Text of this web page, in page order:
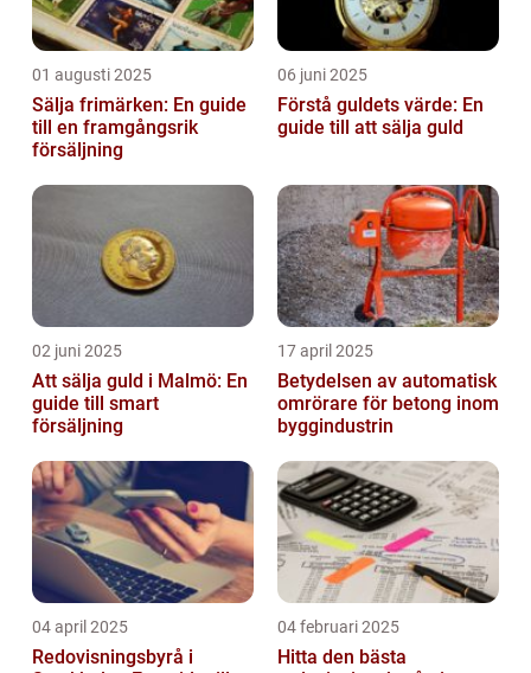
01 augusti 2025
Sälja frimärken: En guide
till en framgångsrik
försäljning
06 juni 2025
Förstå guldets värde: En
guide till att sälja guld
02 juni 2025
Att sälja guld i Malmö: En
guide till smart
försäljning
17 april 2025
Betydelsen av automatisk
omrörare för betong inom
byggindustrin
04 april 2025
Redovisningsbyrå i
04 februari 2025
Hitta den bästa